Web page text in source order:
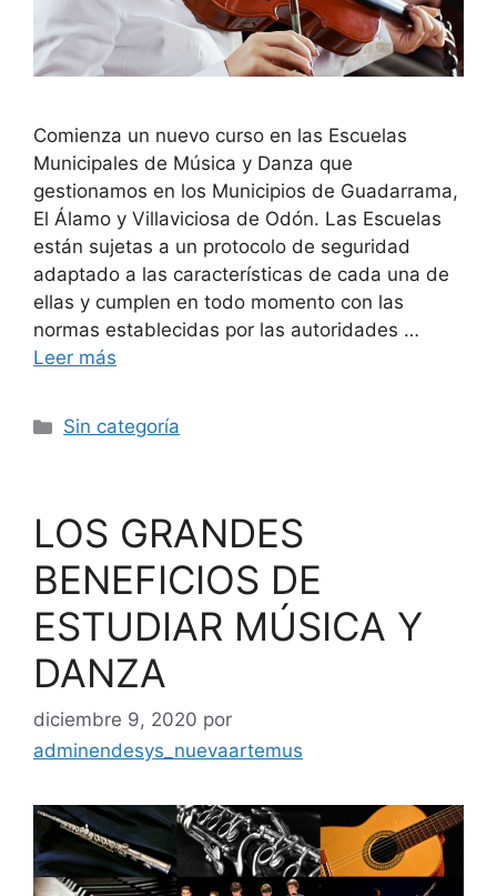
Comienza un nuevo curso en las Escuelas
Municipales de Música y Danza que
gestionamos en los Municipios de Guadarrama,
El Álamo y Villaviciosa de Odón. Las Escuelas
están sujetas a un protocolo de seguridad
adaptado a las características de cada una de
ellas y cumplen en todo momento con las
normas establecidas por las autoridades …
Leer más
Sin categoría
LOS GRANDES
BENEFICIOS DE
ESTUDIAR MÚSICA Y
DANZA
diciembre 9, 2020 por
adminendesys_nuevaartemus